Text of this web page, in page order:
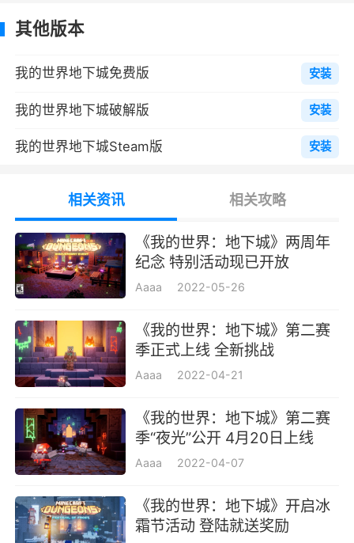
在史诗级的探寻之中探索动作型战役、蕴含
Arch-Illager魔王。
2、采用熟悉的像素方块游戏风格；
3、全新动物、NPC、物品、敌人、boss和
任务；
4、全新故事剧情；
5、全新地下城场景设计；
6、武器装备系统加入。
前期刷图难度尽量选最高，然后实在不行就
高出推荐难度一到两节，然后在进最后一张图的
遇到最后一个BOSS，不要死，直接三条命，加
一个攻速魔法装备，再加个双手武器，三条命强
其他版本
我的世界地下城免费版 安装
我的世界地下城破解版 安装
我的世界地下城Steam版 安装
相关资讯 相关攻略
《我的世界：地下城》两周年
纪念 特别活动现已开放
Aaaa 2022-05-26
《我的世界：地下城》第二赛
季正式上线 全新挑战
Aaaa 2022-04-21
《我的世界：地下城》第二赛
季“夜光”公开 4月20日上线
Aaaa 2022-04-07
《我的世界：地下城》开启冰
霜节活动 登陆就送奖励